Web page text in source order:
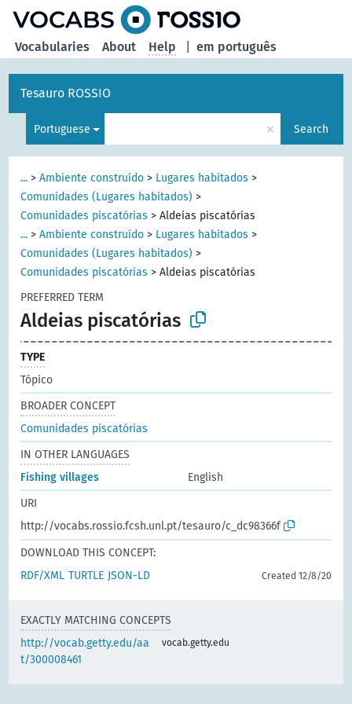
em português
Vocabularies About Help
Tesauro ROSSIO
Portuguese × Search
... >Ambiente construído > Lugares habitados >
Comunidades (Lugares habitados) >
Comunidades piscatórias >Aldeias piscatórias
... >Ambiente construído > Lugares habitados >
Comunidades (Lugares habitados) >
Comunidades piscatórias >Aldeias piscatórias
PREFERRED TERM
Aldeias piscatórias
TYPE
Tópico
BROADER CONCEPT
Comunidades piscatórias
IN OTHER LANGUAGES
Fishing villages
English
URI
http://vocabs.rossio.fcsh.unl.pt/tesauro/c_dc98366f
DOWNLOAD THIS CONCEPT:
RDF/XML TURTLE JSON-LD Created 12/8/20
EXACTLY MATCHING CONCEPTS
http://vocab.getty.edu/aa
t/300008461
vocab.getty.edu